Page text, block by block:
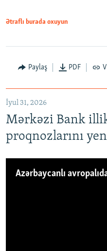
Ətraflı burada oxuyun
Paylaş PDF
İyul 31, 2026
Mərkəzi Bank
proqnozlarını